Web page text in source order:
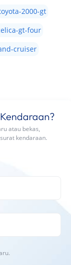
2000-gt
gt-four
cruiser
atau bekas,
kendaraan.